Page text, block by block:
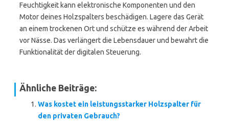
Feuchtigkeit kann elektronische Komponenten und den
Motor deines Holzspalters beschädigen. Lagere das Gerät
an einem trockenen Ort und schütze es während der Arbeit
vor Nässe. Das verlängert die Lebensdauer und bewahrt die
Funktionalität der digitalen Steuerung.
Ähnliche Beiträge:
Was kostet ein leistungsstarker Holzspalter für
den privaten Gebrauch?